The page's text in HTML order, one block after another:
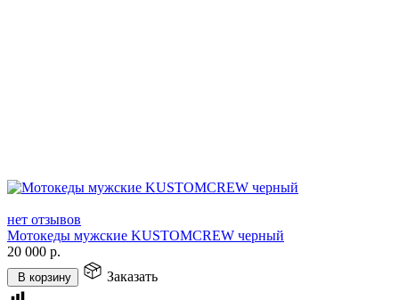
нет отзывов
Мотокеды мужские KUSTOMCREW черный
20 000 р.
В корзину Заказать